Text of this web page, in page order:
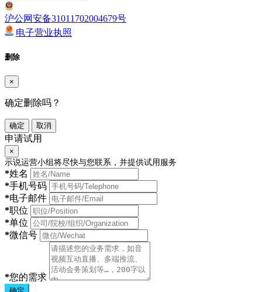
沪公网安备31011702004679号
电子营业执照
删除
×
确定删除吗？
确定 取消
申请试用
×
示说运营小组将尽快与您联系，并提供试用服务
*姓名
*手机号码
*电子邮件
*职位
*单位
*微信号
*您的需求